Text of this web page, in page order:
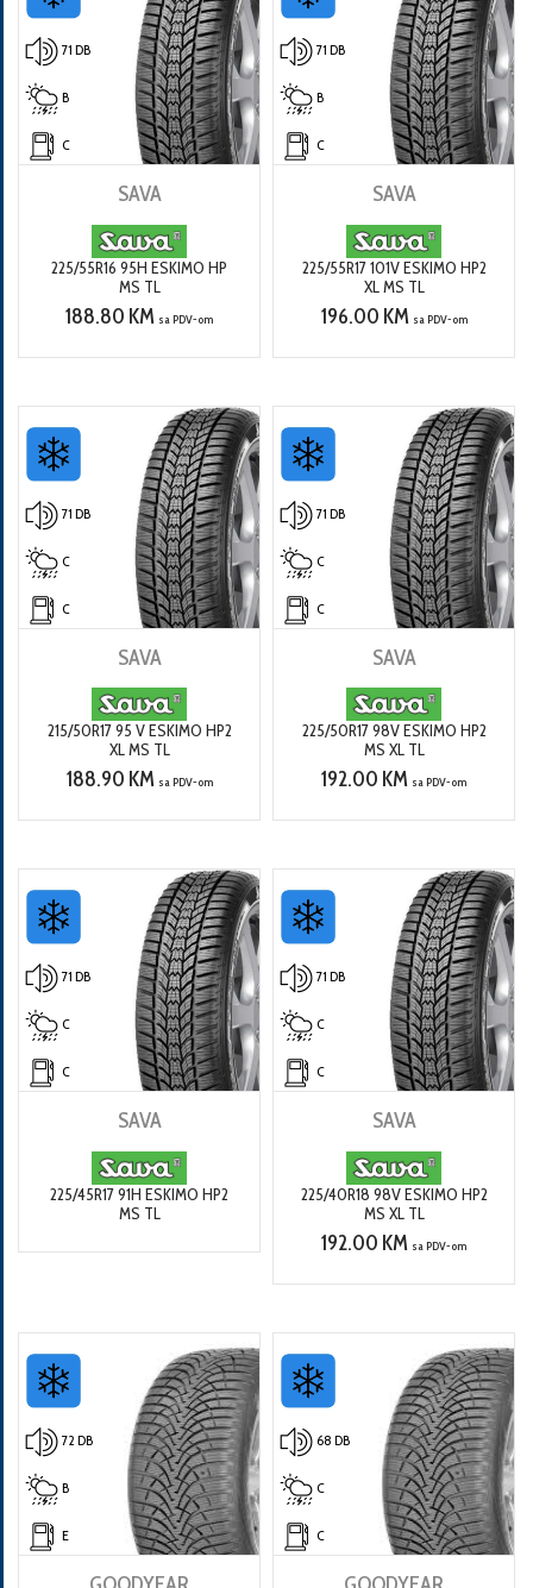
71 DB
B
C
SAVA
225/55R16 95H ESKIMO HP
MS TL
188.80 KM sa PDV-om
71 DB
B
C
SAVA
225/55R17 101V ESKIMO HP2
XL MS TL
196.00 KM sa PDV-om
71 DB
C
C
SAVA
215/50R17 95 V ESKIMO HP2
XL MS TL
188.90 KM sa PDV-om
71 DB
C
C
SAVA
225/50R17 98V ESKIMO HP2
MS XL TL
192.00 KM sa PDV-om
71 DB
C
C
SAVA
225/45R17 91H ESKIMO HP2
MS TL
71 DB
C
C
SAVA
225/40R18 98V ESKIMO HP2
MS XL TL
192.00 KM sa PDV-om
72 DB
B
E
68 DB
C
C